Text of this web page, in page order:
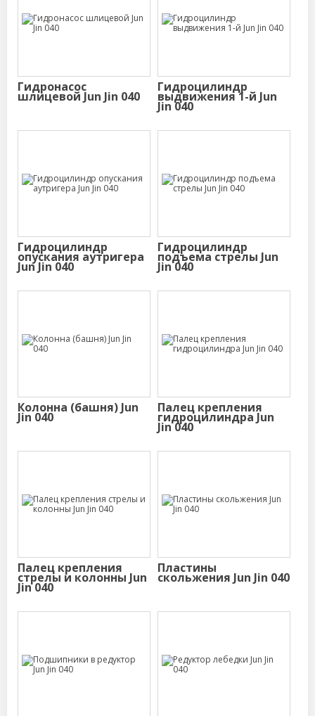
Гидронасос
шлицевой Jun Jin 040
Гидроцилиндр
выдвижения 1-й Jun
Jin 040
Гидроцилиндр
опускания аутригера
Jun Jin 040
Гидроцилиндр
подъема стрелы Jun
Jin 040
Колонна (башня) Jun
Jin 040
Палец крепления
гидроцилиндра Jun
Jin 040
Палец крепления
стрелы и колонны Jun
Jin 040
Пластины
скольжения Jun Jin 040